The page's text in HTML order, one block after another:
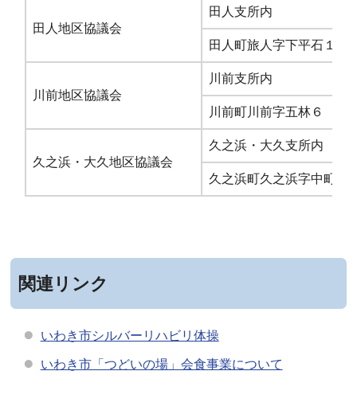
田人地区協議会
田人支所内
田人町旅人字下平石１９
川前地区協議会
川前支所内
川前町川前字五林６
久之浜・大久地区協議会
久之浜・大久支所内
久之浜町久之浜字中町32
関連リンク
いわき市シルバーリハビリ体操
いわき市「つどいの場」会食事業について